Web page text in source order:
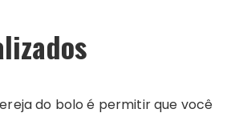
do bolo é permitir que você